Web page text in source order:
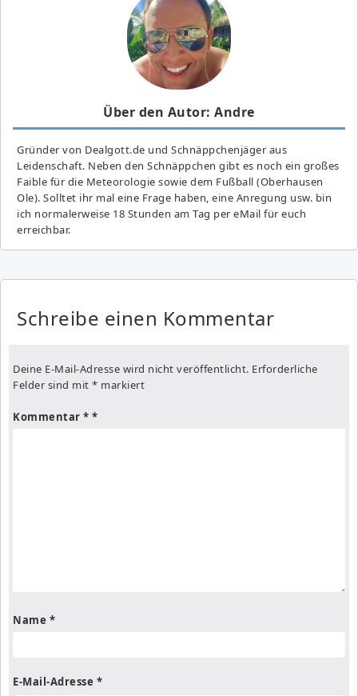
Über den Autor: Andre
Gründer von Dealgott.de und Schnäppchenjäger aus
Leidenschaft. Neben den Schnäppchen gibt es noch ein großes
Fai­ble für die Meteorologie sowie dem Fußball (Oberhausen
Ole). Solltet ihr mal eine Frage haben, eine Anregung usw. bin
ich normalerweise 18 Stunden am Tag per eMail für euch
erreichbar.
Schreibe einen Kommentar
Deine E-Mail-Adresse wird nicht veröffentlicht. Erforderliche
Felder sind mit * markiert
Kommentar *
Name *
E-Mail-Adresse *